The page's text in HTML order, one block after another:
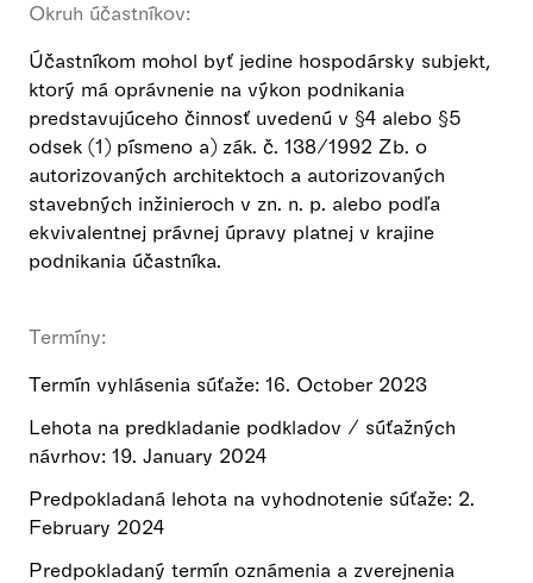
Okruh účastníkov:
Účastníkom mohol byť jedine hospodársky subjekt,
ktorý má oprávnenie na výkon podnikania
predstavujúceho činnosť uvedenú v §4 alebo §5
odsek (1) písmeno a) zák. č. 138/1992 Zb. o
autorizovaných architektoch a autorizovaných
stavebných inžinieroch v zn. n. p. alebo podľa
ekvivalentnej právnej úpravy platnej v krajine
podnikania účastníka.
Termíny:
Termín vyhlásenia súťaže: 16. October 2023
Lehota na predkladanie podkladov / súťažných
návrhov: 19. January 2024
Predpokladaná lehota na vyhodnotenie súťaže: 2.
February 2024
Predpokladaný termín oznámenia a zverejnenia